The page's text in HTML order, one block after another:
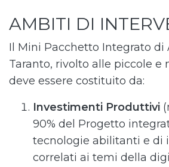
AMBITI DI
Il Mini Pacchetto Integrato di
Taranto, rivolto alle piccole e
deve essere costituito da:
Investimenti Produttivi
90% del Progetto
tecnologie abilitanti e di
correlati ai temi della